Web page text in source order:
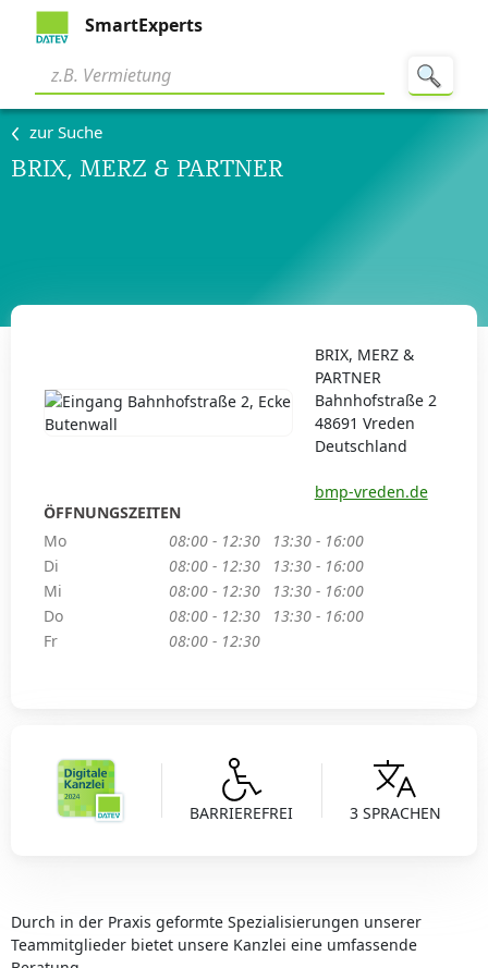
SmartExperts
zur Suche
BRIX, MERZ & PARTNER
BARRIEREFREI 3 SPRACHEN
Durch in der Praxis geformte Spezialisierungen unserer
Teammitglieder bietet unsere Kanzlei eine umfassende
BRIX, MERZ &
PARTNER
Bahnhofstraße 2
48691 Vreden
Deutschland
bmp-vreden.de
ÖFFNUNGSZEITEN
Mo
08:00 - 12:30
13:30 - 16:00
Di
08:00 - 12:30
13:30 - 16:00
Mi
08:00 - 12:30
13:30 - 16:00
Do
08:00 - 12:30
13:30 - 16:00
Fr
08:00 - 12:30